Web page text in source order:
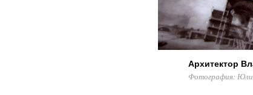
Архитектор
Фотография: